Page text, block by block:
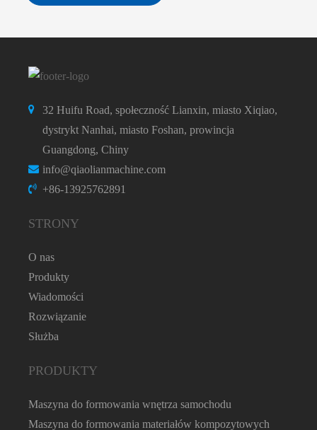
32 Huifu Road, społeczność Lianxin, miasto Xiqiao,
dystrykt Nanhai, miasto Foshan, prowincja
Guangdong, Chiny
info@qiaolianmachine.com
+86-13925762891
STRONY
O nas
Produkty
Wiadomości
Rozwiązanie
Służba
PRODUKTY
Maszyna do formowania wnętrza samochodu
Maszyna do formowania materiałów kompozytowych